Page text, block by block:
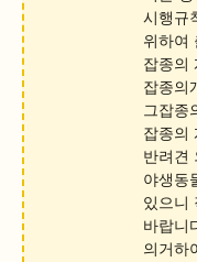
시행규
위하여
잡종의
잡종의
그잡종
잡종의
반려견
야생동
있으니
바랍니
의거하